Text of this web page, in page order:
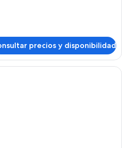
precios y disponibilidad
Una habitación con una mesa de